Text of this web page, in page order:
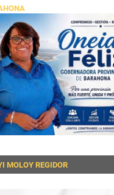
MOLOY REGIDOR